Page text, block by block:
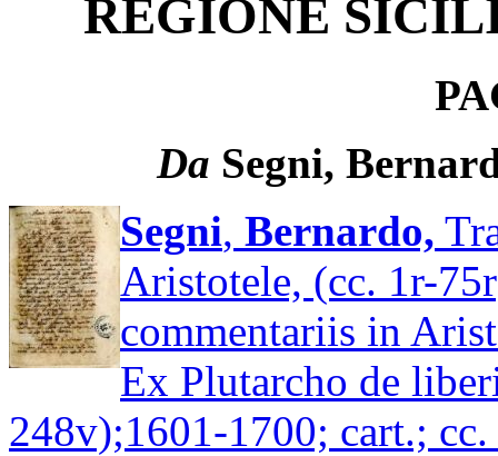
REGIONE
Da Segni,
Segni, Bernardo,
Aristotele, (cc. 1r-
commentariis in
Ex Plutarcho de
248v);1601-1700; cart.;